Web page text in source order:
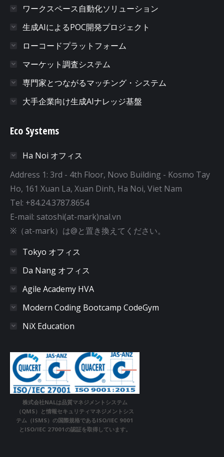
ワークスペース自動化ソリューション
生成AIによるPOC開発プロジェクト
ローコードプラットフォーム
マーケット調査システム
専門家とつながるマッチング・システム
大手企業向け生成AIナレッジ基盤
Eco Systems
Ha Noi オフィス
Address 1: 3rd - 4th Floor, Novo Building - Kosmo Tay
Ho, 161 Xuan La, Xuan Dinh, Ha Noi, Viet Nam
Tel: +84.24.3787.8654
E-mail: satoshi(at-mark)nal.vn
※（at-mark）は@と置き換えてください。
Tokyo オフィス
Da Nang オフィス
Agile Academy HVA
Modern Coding Bootcamp CodeGym
NiX Education
株式会社NALは品質マネジメントシステム
（QMS）と情報セキュリティマネジメントシス
テム（ISMS）の国際規格であるISO/IEC 9001
とISO/IEC 27001の認証を取得しています。